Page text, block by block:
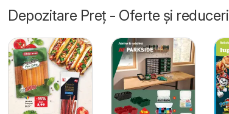
Depozitare Preț - Oferte și